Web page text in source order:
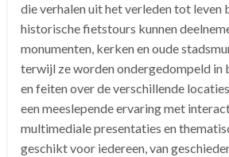
die verhalen uit het verleden tot leven
historische fietstours kunnen
monumenten, kerken en oude
terwijl ze worden ondergedompeld in
en feiten over de verschillende
een meeslepende ervaring met
multimediale presentaties en
geschikt voor iedereen, van